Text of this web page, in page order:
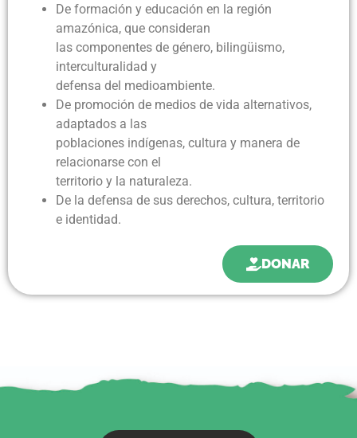
De formación y educación en la región
amazónica, que consideran
las componentes de género, bilingüismo,
interculturalidad y
defensa del medioambiente.
De promoción de medios de vida alternativos,
adaptados a las
poblaciones indígenas, cultura y manera de
relacionarse con el
territorio y la naturaleza.
De la defensa de sus derechos, cultura, territorio
e identidad.
DONAR